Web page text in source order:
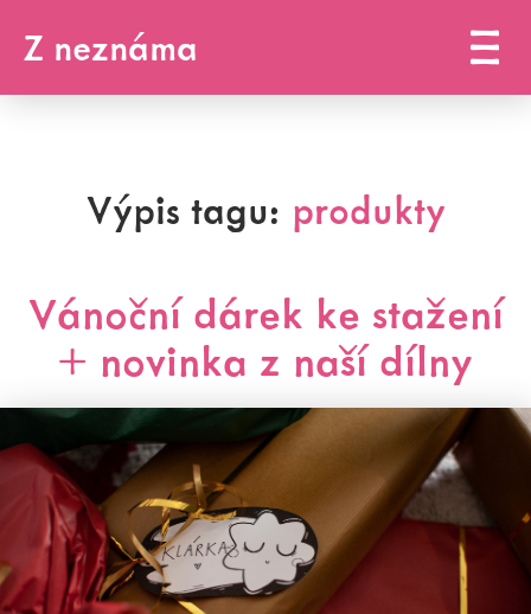
Z neznáma
Výpis tagu: produkty
Vánoční dárek ke stažení
+ novinka z naší dílny